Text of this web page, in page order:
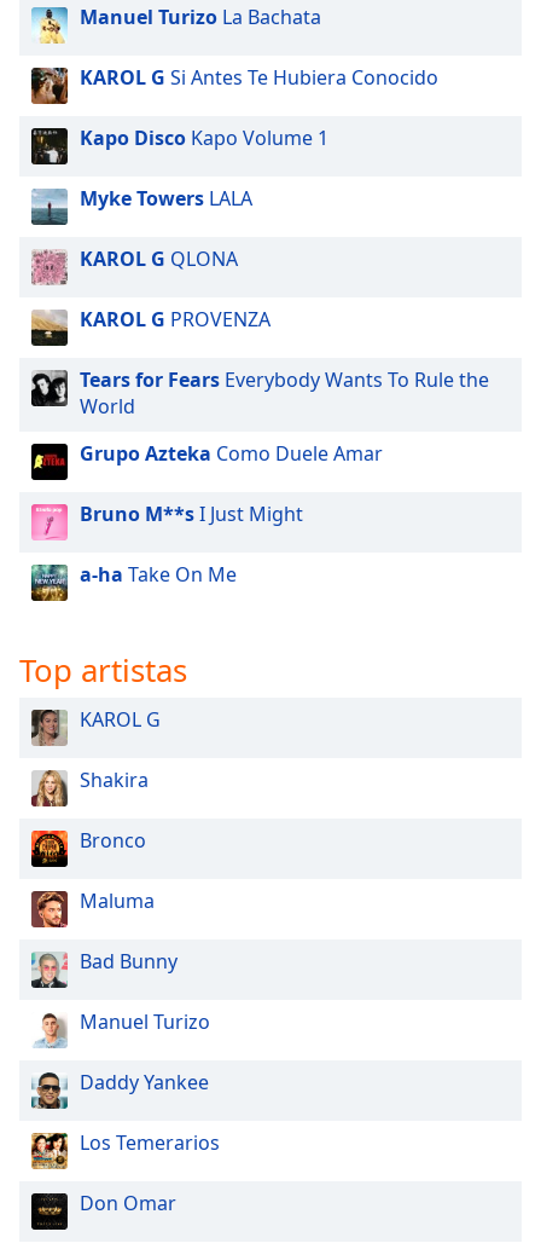
Manuel Turizo La Bachata
KAROL G Si Antes Te Hubiera Conocido
Kapo Disco Kapo Volume 1
Myke Towers LALA
KAROL G QLONA
KAROL G PROVENZA
Tears for Fears Everybody Wants To Rule the
World
Grupo Azteka Como Duele Amar
Bruno M**sI Just Might
a-ha Take On Me
Top artistas
KAROL G
Shakira
Bronco
Maluma
Bad Bunny
Manuel Turizo
Daddy Yankee
Los Temerarios
Don Omar